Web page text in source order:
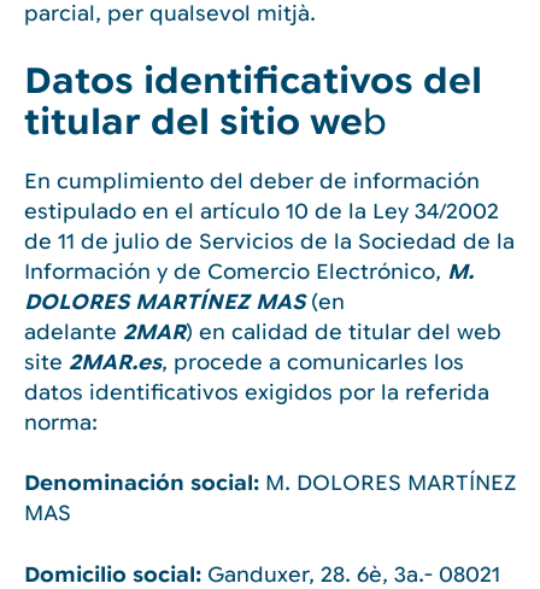
parcial, per qualsevol mitjà.
Datos identificativos del
titular del sitio web
En cumplimiento del deber de información
estipulado en el artículo 10 de la Ley 34/2002
de 11 de julio de Servicios de la Sociedad de la
Información y de Comercio Electrónico, M.
DOLORES MARTÍNEZ MAS(en
adelante 2MAR) en calidad de titular del web
site 2MAR.es, procede a comunicarles los
datos identificativos exigidos por la referida
norma:
Denominación social: M. DOLORES MARTÍNEZ
MAS
Domicilio social: Ganduxer, 28. 6è, 3a.- 08021